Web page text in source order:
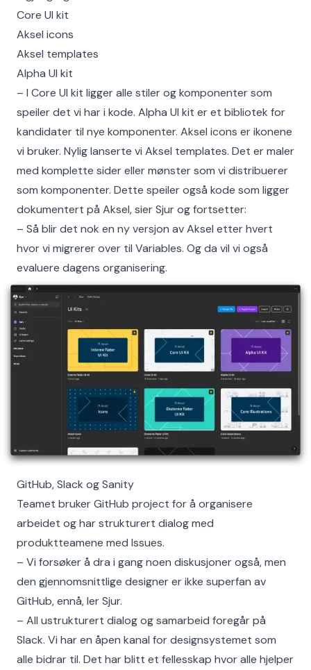
Core UI kit
Aksel icons
Aksel templates
Alpha UI kit
– I Core UI kit ligger alle stiler og komponenter som
speiler det vi har i kode. Alpha UI kit er et bibliotek for
kandidater til nye komponenter. Aksel icons er ikonene
vi bruker. Nylig lanserte vi Aksel templates. Det er maler
med komplette sider eller mønster som vi distribuerer
som komponenter. Dette speiler også kode som ligger
dokumentert på Aksel, sier Sjur og fortsetter:
– Så blir det nok en ny versjon av Aksel etter hvert
hvor vi migrerer over til Variables. Og da vil vi også
evaluere dagens organisering.
GitHub, Slack og Sanity
Teamet bruker GitHub project for å organisere
arbeidet og har strukturert dialog med
produktteamene med Issues.
– Vi forsøker å dra i gang noen diskusjoner også, men
den gjennomsnittlige designer er ikke superfan av
GitHub, ennå, ler Sjur.
– All ustrukturert dialog og samarbeid foregår på
Slack. Vi har en åpen kanal for designsystemet som
alle bidrar til. Det har blitt et fellesskap hvor alle hjelper